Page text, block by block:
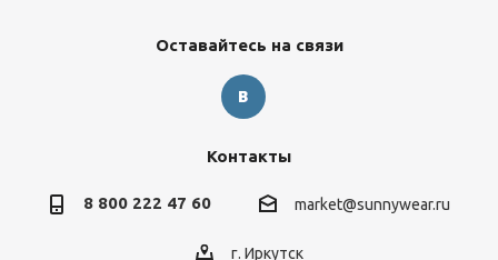
Оставайтесь на связи
Контакты
8 800 222 47 60 market@sunnywear.ru
г. Иркутск